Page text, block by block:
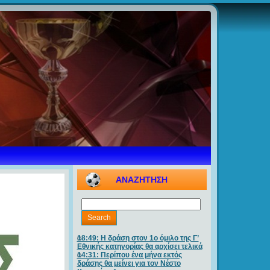
ΑΝΑΖΗΤΗΣΗ
18:49: Η δράση στον 1ο όμιλο της Γ’
Εθνικής κατηγορίας θα αρχίσει τελικά
14:31: Περίπου ένα μήνα εκτός
δράσης θα μείνει για τον Νέστο